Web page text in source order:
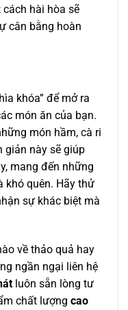
hài hòa sẽ
cân bằng hoàn
khóa” để mở ra
món ăn của bạn.
món hầm, cà ri
giản này sẽ giúp
mang đến những
khó quên. Hãy thử
sự khác biệt mà
về thảo quả hay
ngần ngại liên hệ
luôn sẵn lòng tư
chất lượng cao